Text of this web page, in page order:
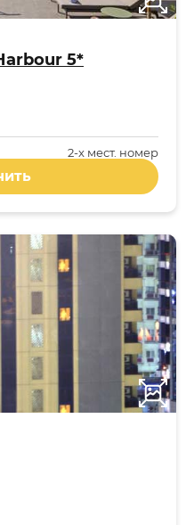
5*
2-x мест. номер